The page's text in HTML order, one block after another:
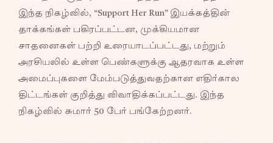
இந்த நிகழ்வில், “Support Her Run” இயக்கத்தின்
தாக்கங்கள் பகிரப்பட்டன, முக்கியமான
சாதனைகள் பற்றி உரையாடப்பட்டது, மற்றும்
அரசியலில் உள்ள பெண்களுக்கு ஆதரவாக உள்ள
அமைப்புகளை மேம்படுத்துவதற்கான எதிர்கால
திட்டங்கள் குறித்து விவாதிக்கப்பட்டது. இந்த
நிகழ்வில் சுமார் 50 பேர் பங்கேற்றனர்.